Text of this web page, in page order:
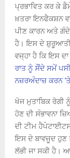
ਪ੍ਰਭਾਵਿਤ ਕਰ ਕੇ
ਖ਼ਤਰਾ ਇਨਫੈਕਸ਼ਨ
ਪੀਣ ਕਾਰਨ ਅਤੇ ਗੰਦੇ
ਹੈ। ਇਸ ਦੇ ਸ਼ੁਰੂਆਤੀ
ਵਜ੍ਹਾ ਹੈ ਕਿ ਇਸ
ਰਾਤ ਨੂੰ ਸੌਂਦੇ ਸਮੇਂ
ਨਜ਼ਰਅੰਦਾਜ਼ ਕਰਨ
ਖੋਜ ਮੁਤਾਬਿਕ
ਹੋਣ ਦੀ ਸੰਭਾਵਨਾ
ਦੀ ਟੀਮ
ਇਸ ਦੇ ਬਾਵਜੂਦ ਹੁਣ
ਲੱਭੀ ਜਾ ਸਕੀ ਹੈ।